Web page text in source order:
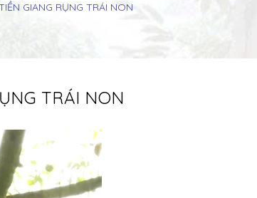
GIANG RỤNG TRÁI NON
TRÁI NON